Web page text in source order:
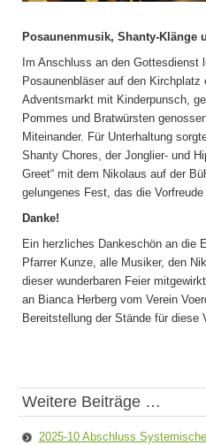
Posaunenmusik, Shanty-Klänge
Im Anschluss an den Gottesdienst
Posaunenbläser auf den
Adventsmarkt mit Kinderpunsch,
Pommes und Bratwürsten
Miteinander. Für Unterhaltung
Shanty Chores, der Jonglier- und
Greet“ mit dem Nikolaus auf der
gelungenes Fest, das die
Danke!
Ein herzliches Dankeschön an die
Pfarrer Kunze, alle Musiker, den
dieser wunderbaren Feier
an Bianca Herberg vom Verein
Bereitstellung der Stände für diese
Weitere Beiträge …
2025-10 Abschluss